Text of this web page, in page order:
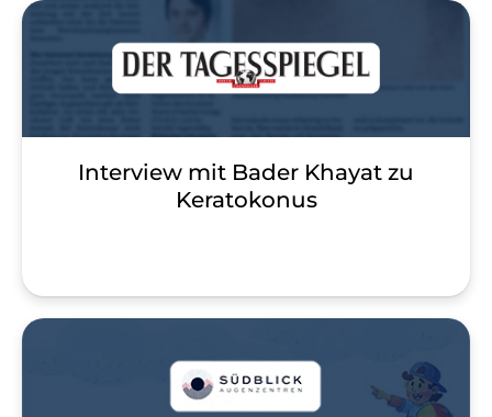
Interview mit Bader Khayat zu
Keratokonus